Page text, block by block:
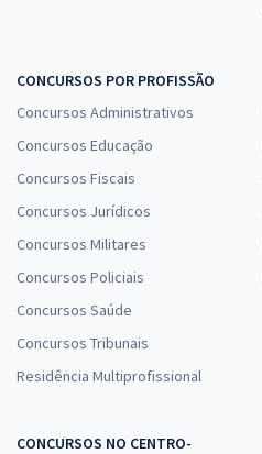
CONCURSOS POR PROFISSÃO
Concursos Administrativos
Concursos Educação
Concursos Fiscais
Concursos Jurídicos
Concursos Militares
Concursos Policiais
Concursos Saúde
Concursos Tribunais
Residência Multiprofissional
CONCURSOS NO CENTRO-